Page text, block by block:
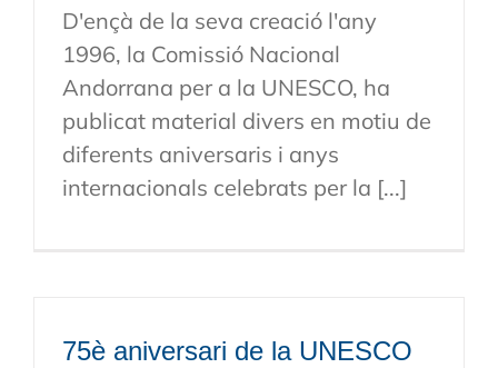
D'ençà de la seva creació l'any
1996, la Comissió Nacional
Andorrana per a la UNESCO, ha
publicat material divers en motiu de
diferents aniversaris i anys
internacionals celebrats per la [...]
75è aniversari de la UNESCO